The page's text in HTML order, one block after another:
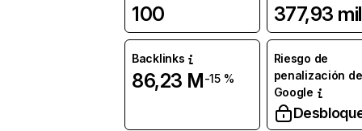
100 377,93 mil
Backlinks
86,23 M-15 %
Riesgo de
penalización de
Google